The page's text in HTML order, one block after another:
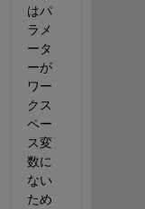
はパ
ラメ
ータ
ーが
ワー
クス
ペー
ス変
数に
ない
ため